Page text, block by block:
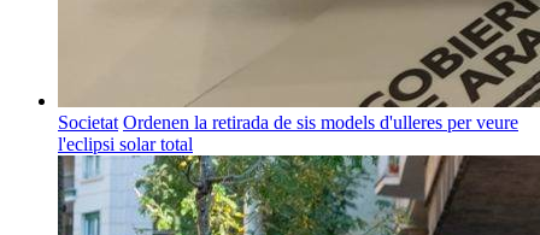
Societat Ordenen la retirada de sis models d'ulleres per veure
l'eclipsi solar total